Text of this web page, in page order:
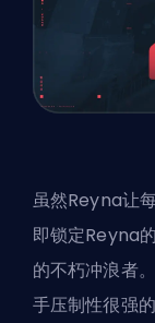
虽然Reyna让
即锁定Reyna
的不朽冲浪者
手压制性很强